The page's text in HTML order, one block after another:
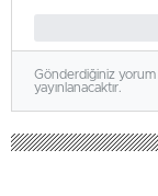
Gönderdiğiniz yorum
yayınlanacaktır.